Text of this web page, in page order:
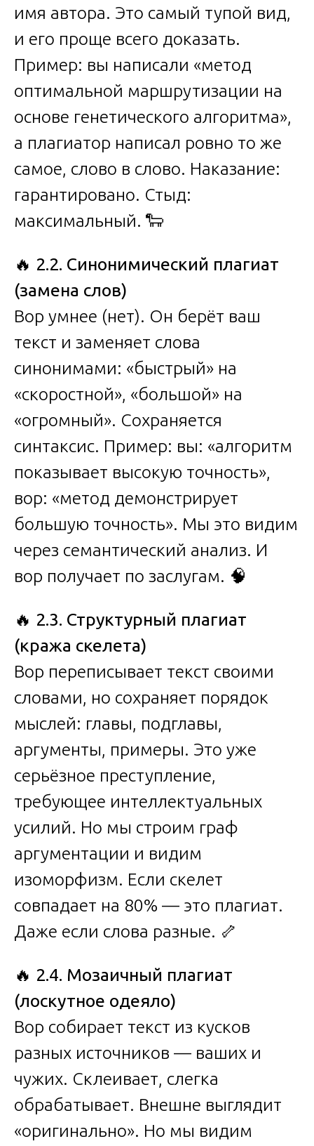
имя автора. Это самый тупой вид,
и его проще всего доказать.
Пример: вы написали «метод
оптимальной маршрутизации на
основе генетического алгоритма»,
а плагиатор написал ровно то же
самое, слово в слово. Наказание:
гарантировано. Стыд:
максимальный. 🐑
🔥 2.2. Синонимический плагиат
(замена слов)
Вор умнее (нет). Он берёт ваш
текст и заменяет слова
синонимами: «быстрый» на
«скоростной», «большой» на
«огромный». Сохраняется
синтаксис. Пример: вы: «алгоритм
показывает высокую точность»,
вор: «метод демонстрирует
большую точность». Мы это видим
через семантический анализ. И
вор получает по заслугам. 🧠
🔥 2.3. Структурный плагиат
(кража скелета)
Вор переписывает текст своими
словами, но сохраняет порядок
мыслей: главы, подглавы,
аргументы, примеры. Это уже
серьёзное преступление,
требующее интеллектуальных
усилий. Но мы строим граф
аргументации и видим
изоморфизм. Если скелет
совпадает на 80% — это плагиат.
Даже если слова разные. 🦴
🔥 2.4. Мозаичный плагиат
(лоскутное одеяло)
Вор собирает текст из кусков
разных источников — ваших и
чужих. Склеивает, слегка
обрабатывает. Внешне выглядит
«оригинально». Но мы видим